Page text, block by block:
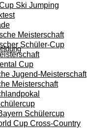
Ski Jumping
Meisterschaft
Schüler-Cup
Cup
Jugend-Meisterschaft
Meisterschaft
Schülercup
Cup Cross-Country